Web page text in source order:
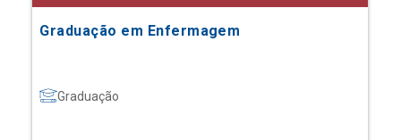
Graduação em Enfermagem
Graduação